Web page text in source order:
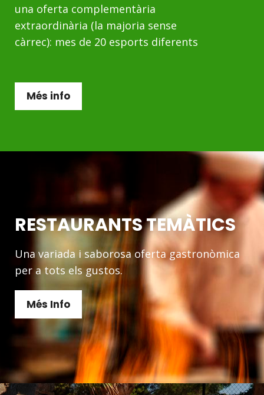
una oferta complementària
extraordinària (la majoria sense
càrrec): mes de 20 esports diferents
Més info
RESTAURANTS TEMÀTICS
Una variada i saborosa oferta gastronòmica
per a tots els gustos.
Més Info